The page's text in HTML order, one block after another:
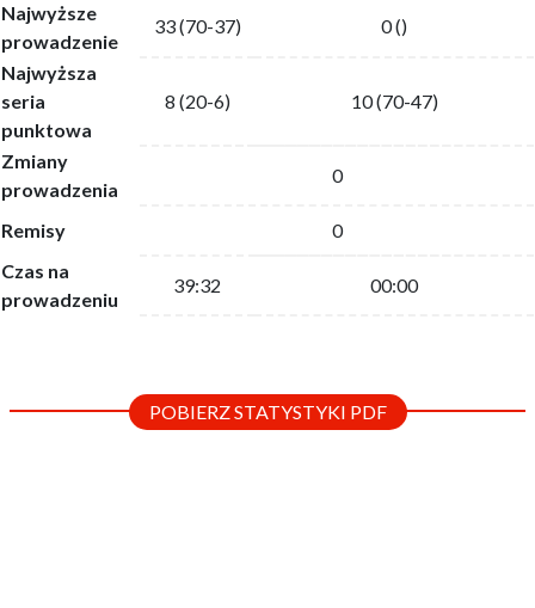
Najwyższe
prowadzenie
33 (70-37) 0 ()
Najwyższa
seria
punktowa
8 (20-6) 10 (70-47)
Zmiany
prowadzenia
0
Remisy
0
Czas na
prowadzeniu
39:32 00:00
POBIERZ STATYSTYKI PDF